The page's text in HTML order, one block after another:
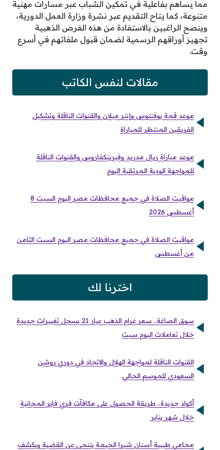
مما يساهم بفاعلية في تمكين الشباب عبر مسارات مهنية
متنوعة، كما يتاح التقديم عبر نشرة وزارة العمل الدورية،
وينصح الراغبين بالاستفادة من هذه الفرص الذهبية
تجهيز أوراقهم الرسمية لضمان قبول ملفاتهم في أسرع
وقت.
مقالات لنفس الكاتب
موعد قمة يوفنتوس وإنتر ميلان والقنوات الناقلة وتشكيل
الفريقين المنتظر للمباراة
موعد مباراة ريال مدريد وفيرينكفاروس والقنوات الناقلة
للمواجهة الودية المرتقبة اليوم
مواقيت الصلاة في جميع محافظات مصر اليوم السبت 8
أغسطس 2026
مواقيت الصلاة في جميع محافظات مصر اليوم السبت الثامن
من أغسطس
اخترنا لك
سوق الصاغة.. سعر غرام الذهب عيار 21 يسجل تغييرات جديدة
خلال تعاملات اليوم سبت
القنوات الناقلة لمواجهة الهلال والاتحاد في دوري روشن
السعودي للموسم الحالي
أكواد جديدة.. طريقة الحصول على مكافآت فري فاير المجانية
خلال شهر يناير
محامي طبيبة أسنان شبرا الخيمة يتنحى عن القضية ويكشف